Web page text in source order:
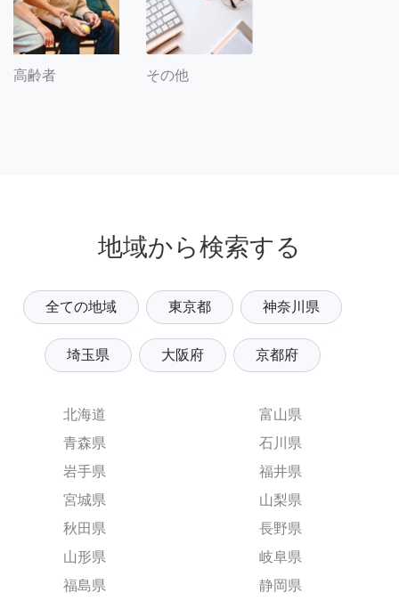
高齢者 その他
地域から検索する
全ての地域 東京都 神奈川県
埼玉県 大阪府 京都府
北海道
青森県
岩手県
宮城県
秋田県
山形県
福島県
富山県
石川県
福井県
山梨県
長野県
岐阜県
静岡県